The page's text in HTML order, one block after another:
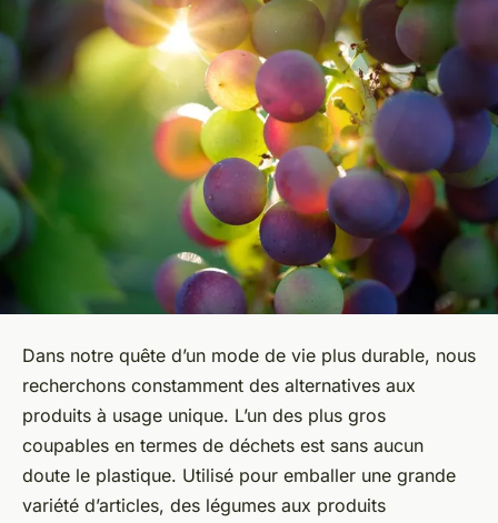
Dans notre quête d’un mode de vie plus durable, nous
recherchons constamment des alternatives aux
produits à usage unique. L’un des plus gros
coupables en termes de déchets est sans aucun
doute le plastique. Utilisé pour emballer une grande
variété d’articles, des légumes aux produits